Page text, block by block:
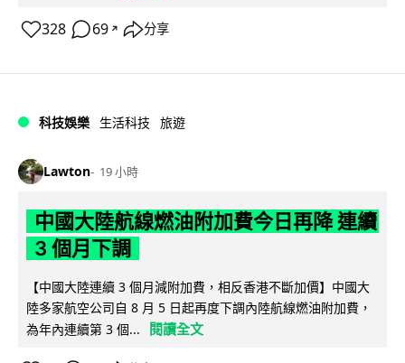
328 69 ↗ 分享
科技娛樂 生活科技 旅遊
Lawton 19 小時
中國大陸航線燃油附加費今日再降 連續
3 個月下調
【中國大陸連續 3 個月減附加費，相反香港不斷加價】中國大
陸多家航空公司自 8 月 5 日起再度下調內陸航線燃油附加費，
為年內連續第 3 個...
閱讀全文